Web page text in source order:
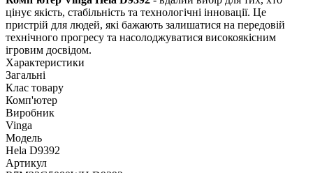
цінує якість, стабільність та технологічні інновації. Це
пристрій для людей, які бажають залишатися на передовій
технічного прогресу та насолоджуватися високоякісним
ігровим досвідом.
Характеристики
Загальні
Клас товару
Комп'ютер
Виробник
Vinga
Модель
Hela D9392
Артикул